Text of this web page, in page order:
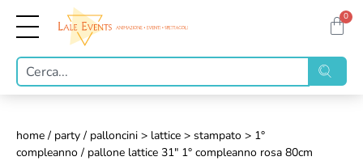
0
home / party / palloncini > lattice > stampato > 1°
compleanno / pallone lattice 31" 1° compleanno rosa 80cm